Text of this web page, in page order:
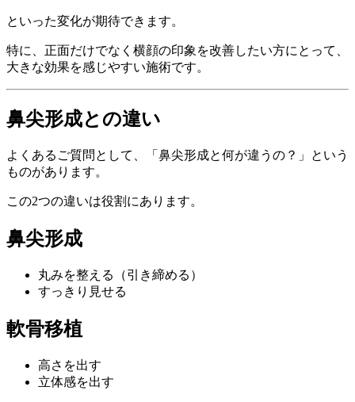
といった変化が期待できます。
特に、正面だけでなく横顔の印象を改善したい方にとって、
大きな効果を感じやすい施術です。
鼻尖形成との違い
よくあるご質問として、「鼻尖形成と何が違うの？」という
ものがあります。
この2つの違いは役割にあります。
鼻尖形成
丸みを整える（引き締める）
すっきり見せる
軟骨移植
高さを出す
立体感を出す